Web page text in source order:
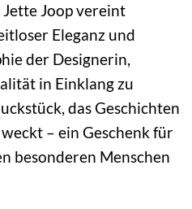
Joop vereint
Eleganz und
der Designerin,
in Einklang zu
das Geschichten
– ein Geschenk für
besonderen Menschen